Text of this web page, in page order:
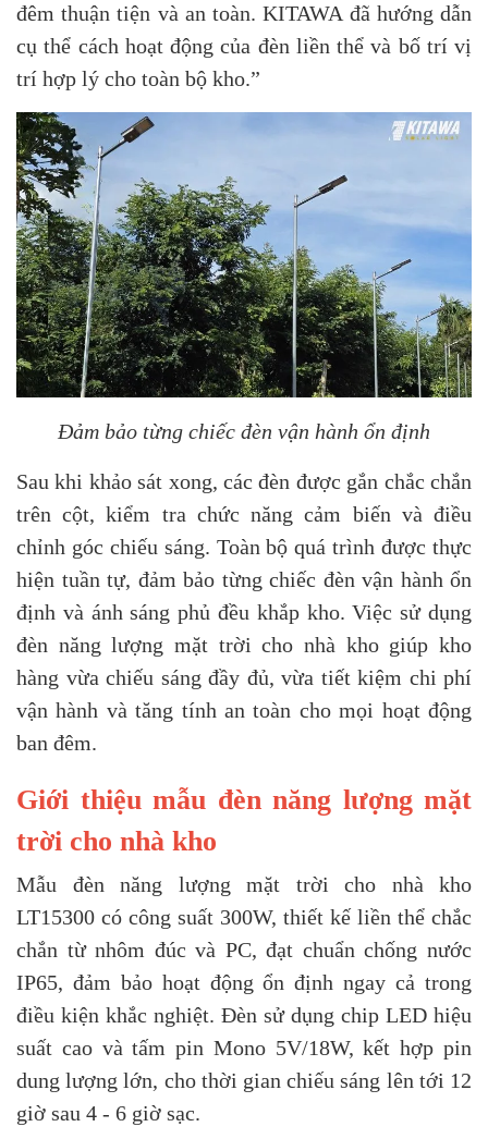
đêm thuận tiện và an toàn. KITAWA đã hướng dẫn
cụ thể cách hoạt động của đèn liền thể và bố trí vị
trí hợp lý cho toàn bộ kho.”
Đảm bảo từng chiếc đèn vận hành ổn định
Sau khi khảo sát xong, các đèn được gắn chắc chắn
trên cột, kiểm tra chức năng cảm biến và điều
chỉnh góc chiếu sáng. Toàn bộ quá trình được thực
hiện tuần tự, đảm bảo từng chiếc đèn vận hành ổn
định và ánh sáng phủ đều khắp kho.Việc sử dụng
đèn năng lượng mặt trời cho nhà kho giúp kho
hàng vừa chiếu sáng đầy đủ, vừa tiết kiệm chi phí
vận hành và tăng tính an toàn cho mọi hoạt động
ban đêm.
Giới thiệu mẫu đèn năng lượng mặt
trời cho nhà kho
Mẫu đèn năng lượng mặt trời cho nhà kho
LT15300 có công suất 300W, thiết kế liền thể chắc
chắn từ nhôm đúc và PC, đạt chuẩn chống nước
IP65, đảm bảo hoạt động ổn định ngay cả trong
điều kiện khắc nghiệt. Đèn sử dụng chip LED hiệu
suất cao và tấm pin Mono 5V/18W, kết hợp pin
dung lượng lớn, cho thời gian chiếu sáng lên tới 12
giờ sau 4 - 6 giờ sạc.